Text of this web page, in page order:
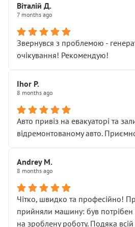
• що біля авто стояти вже не
( ну все зняли та доробили)
Окремий момент, який
мені заявили, що бачок
Що прикро — це не перший мій
пояснили, що це “старі гайки,
Але після нинішнього візиту
Я — клієнт, який працює на
Хотілося б більше:
• прозорості в роботах і рахунках
• реальної діагностики, а не
На жаль, складається
Стосовно комунікації - все добре
Віталій Д.
7 months ago
Звернувся з проблемою -
очікування! Рекомендую!
Ihor P.
8 months ago
Авто привіз на евакуаторі та
відремонтованому авто.
Andrey M.
8 months ago
Чітко, швидко та професійно!
прийняли машину: був потрібен
на зроблену роботу. Подяка